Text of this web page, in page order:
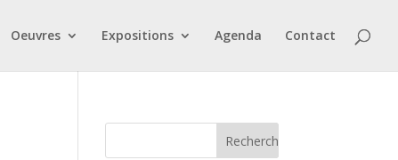
Oeuvres Expositions Agenda Contact